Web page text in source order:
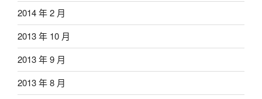
2014 年 2 月
2013 年 10 月
2013 年 9 月
2013 年 8 月